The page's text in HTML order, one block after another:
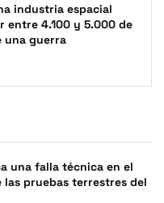
industria espacial
entre 4.100 y 5.000 de
una guerra
una falla técnica en el
pruebas terrestres del